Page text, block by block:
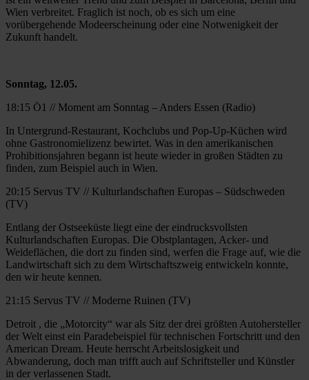
Wien verbreitet. Fraglich ist noch, ob es sich um eine
vorübergehende Modeerscheinung oder eine Notwenigkeit der
Zukunft handelt.
Sonntag, 12.05.
18:15 Ö1 // Moment am Sonntag – Anders Essen (Radio)
In Untergrund-Restaurant, Kochclubs und Pop-Up-Küchen wird
ohne Gastronomielizenz bewirtet. Was in den amerikanischen
Prohibitionsjahren begann ist heute wieder in großen Städten zu
finden, zum Beispiel auch in Wien.
20:15 Servus TV // Kulturlandschaften Europas – Südschweden
(TV)
Entlang der Ostseeküste liegt eine der eindrucksvollsten
Kulturlandschaften Europas. Die Obstplantagen, Acker- und
Weideflächen, die dort zu finden sind, werfen die Frage auf, wie die
Landwirtschaft sich zu dem Wirtschaftszweig entwickeln konnte,
den wir heute kennen.
21:15 Servus TV // Moderne Ruinen (TV)
Detroit , die „Motorcity“ war als Sitz der drei größten Autohersteller
der Welt einst ein Paradebeispiel für technischen Fortschritt und den
American Dream. Heute herrscht Arbeitslosigkeit und
Abwanderung, doch man trifft auch auf Schriftsteller und Künstler
in der verlassenen Stadt.